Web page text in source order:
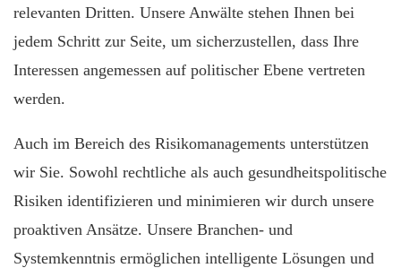
relevanten Dritten. Unsere Anwälte stehen Ihnen bei
jedem Schritt zur Seite, um sicherzustellen, dass Ihre
Interessen angemessen auf politischer Ebene vertreten
werden.
Auch im Bereich des Risikomanagements unterstützen
wir Sie. Sowohl rechtliche als auch gesundheitspolitische
Risiken identifizieren und minimieren wir durch unsere
proaktiven Ansätze. Unsere Branchen- und
Systemkenntnis ermöglichen intelligente Lösungen und